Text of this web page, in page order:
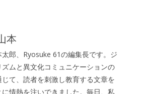
本
郎、Ryosuke 61の編集長です。ジ
ズムと異文化コミュニケーションの
て、読者を刺激し教育する文章を
情熱を注いできました。毎日、私